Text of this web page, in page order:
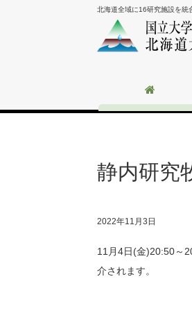
北海道全域に16研究施設を統
静内研究
2022年11月3日
11月4日(金)20:50～
介されます。